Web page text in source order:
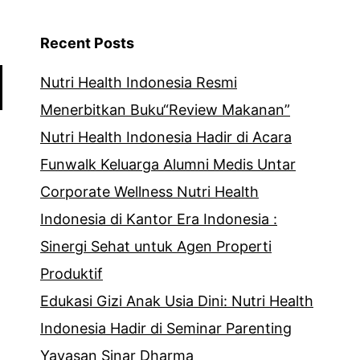
Recent Posts
Nutri Health Indonesia Resmi
Menerbitkan Buku“Review Makanan”
Nutri Health Indonesia Hadir di Acara
Funwalk Keluarga Alumni Medis Untar
Corporate Wellness Nutri Health
Indonesia di Kantor Era Indonesia :
Sinergi Sehat untuk Agen Properti
Produktif
Edukasi Gizi Anak Usia Dini: Nutri Health
Indonesia Hadir di Seminar Parenting
Yayasan Sinar Dharma